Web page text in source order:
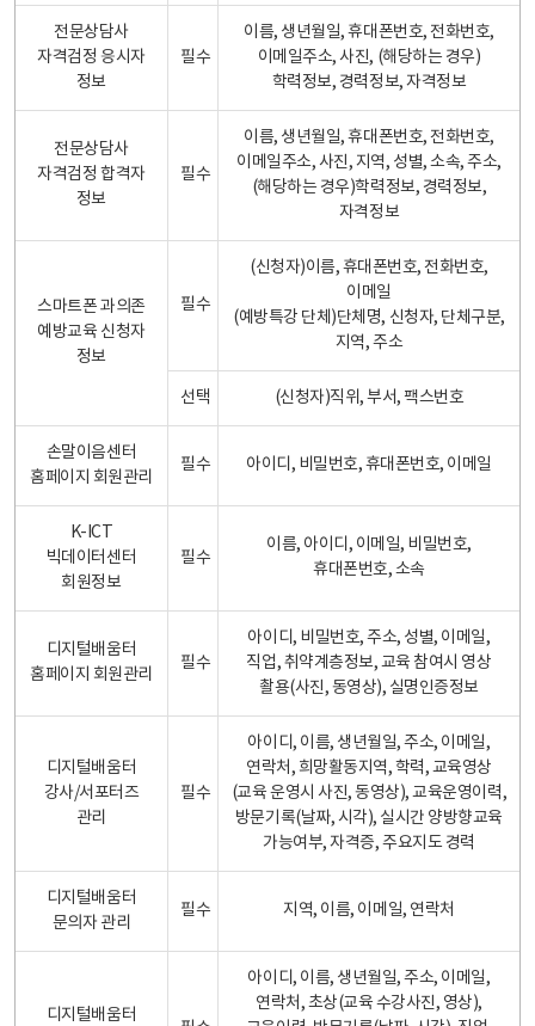
전문상담사
자격검정 응시자
정보
필수
이름, 생년월일, 휴대폰번호, 전화번호,
이메일주소, 사진, (해당하는 경우)
학력정보, 경력정보, 자격정보
전문상담사
자격검정 합격자
정보
필수
이름, 생년월일, 휴대폰번호, 전화번호,
이메일주소, 사진, 지역, 성별, 소속, 주소,
(해당하는 경우)학력정보, 경력정보,
자격정보
스마트폰 과의존
예방교육 신청자
정보
필수
(신청자)이름, 휴대폰번호, 전화번호,
이메일
(예방특강 단체)단체명, 신청자, 단체구분,
지역, 주소
선택 (신청자)직위, 부서, 팩스번호
손말이음센터
홈페이지 회원관리
필수 아이디, 비밀번호, 휴대폰번호, 이메일
K-ICT
빅데이터센터
회원정보
필수
이름, 아이디, 이메일, 비밀번호,
휴대폰번호, 소속
디지털배움터
홈페이지 회원관리
필수
아이디, 비밀번호, 주소, 성별, 이메일,
직업, 취약계층정보, 교육 참여시 영상
촬용(사진, 동영상), 실명인증정보
디지털배움터
강사/서포터즈
관리
필수
아이디, 이름, 생년월일, 주소, 이메일,
연락처, 희망활동지역, 학력, 교육영상
(교육 운영시 사진, 동영상), 교육운영이력,
방문기록(날짜, 시각), 실시간 양방향교육
가능여부, 자격증, 주요지도 경력
디지털배움터
문의자 관리
필수 지역, 이름, 이메일, 연락처
디지털배움터
아이디, 이름, 생년월일, 주소, 이메일,
연락처, 초상(교육 수강사진, 영상),